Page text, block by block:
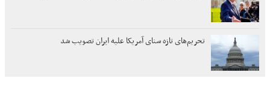
تحریم‌های تازه سنای آمریکا علیه ایران تصویب شد